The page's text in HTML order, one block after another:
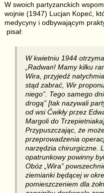
W swoich partyzanckich
wojnie (1947) Lucjan Kopeć,
medycyny i odbywającym
pisał:
W kwietniu 1944
„Radwan! Mamy kilku
Wira, przyjedź
stąd zabrać, Wir
niego”. Tego samego
drogą” [tak nazywali
od wsi Ćwikły przez
Margoli do
Przypuszczając, że
przeprowadzenia
narzędzia chirurgiczne.
opatrunkowy powinny
Obóz „Wira”
ziemianki będącej w
pomieszczeniem dla